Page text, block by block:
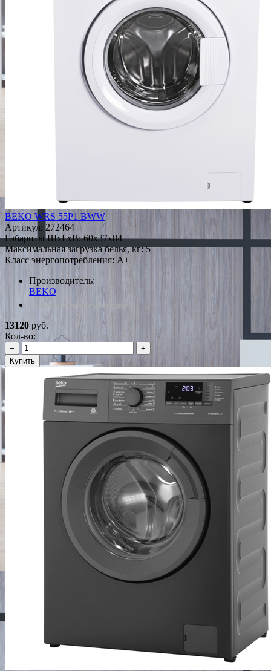
BEKO WRS 55P1 BWW
Артикул: 272464
Габариты ШxГxВ: 60x37x84
Максимальная загрузка белья, кг: 5
Класс энергопотребления: A++
Производитель:
BEKO
*Наличие уточняйте у менеджера
13120 руб.
Кол-во:
−
+
Купить